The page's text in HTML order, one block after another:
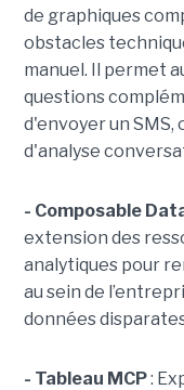
de graphiques
obstacles
manuel. Il permet
questions
d'envoyer un
d'analyse
- Composable
extension des
analytiques pour
au sein de
données
- Tableau MCP: